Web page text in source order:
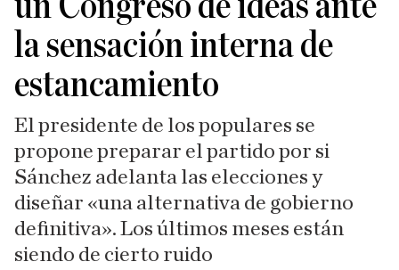
la sensación interna de
estancamiento
El presidente de los populares se
propone preparar el partido por si
Sánchez adelanta las elecciones y
diseñar «una alternativa de gobierno
definitiva». Los últimos meses están
siendo de cierto ruido